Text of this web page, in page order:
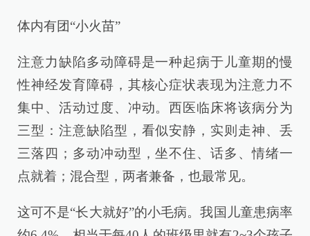
体内有团“小火苗”
注意力缺陷多动障碍是一种起病于儿童期的慢
性神经发育障碍，其核心症状表现为注意力不
集中、活动过度、冲动。西医临床将该病分为
三型：注意缺陷型，看似安静，实则走神、丢
三落四；多动冲动型，坐不住、话多、情绪一
点就着；混合型，两者兼备，也最常见。
这可不是“长大就好”的小毛病。我国儿童患病率